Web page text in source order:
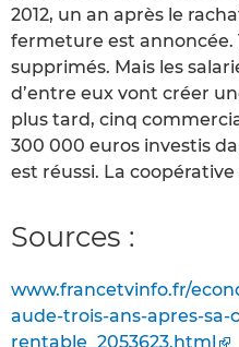
2012, un an après le
fermeture est annoncée.
supprimés. Mais les
d’entre eux vont créer
plus tard, cinq
300 000 euros investis
est réussi. La
Sources :
www.francetvinfo.fr/
aude-trois-ans-apres-
rentable_2053623.html